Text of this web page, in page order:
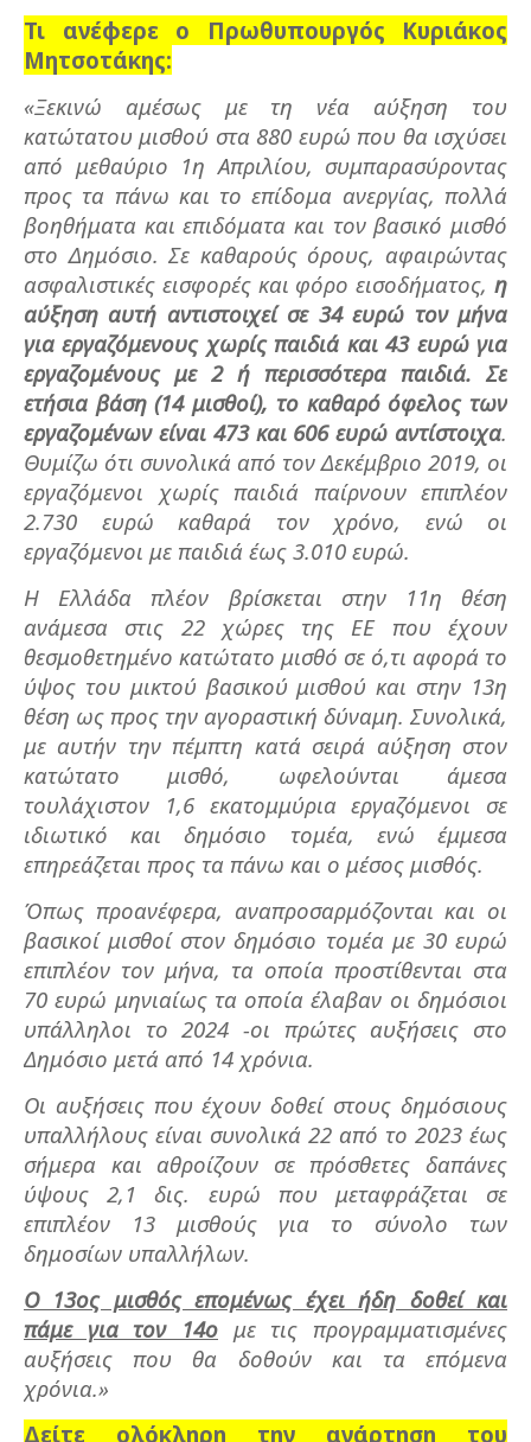
Τι ανέφερε ο Πρωθυπουργός Κυριάκος
Μητσοτάκης:
«Ξεκινώ αμέσως με τη νέα αύξηση του
κατώτατου μισθού στα 880 ευρώ που θα ισχύσει
από μεθαύριο 1η Απριλίου, συμπαρασύροντας
προς τα πάνω και το επίδομα ανεργίας, πολλά
βοηθήματα και επιδόματα και τον βασικό μισθό
στο Δημόσιο. Σε καθαρούς όρους, αφαιρώντας
ασφαλιστικές εισφορές και φόρο εισοδήματος, η
αύξηση αυτή αντιστοιχεί σε 34 ευρώ τον μήνα
για εργαζόμενους χωρίς παιδιά και 43 ευρώ για
εργαζομένους με 2 ή περισσότερα παιδιά. Σε
ετήσια βάση (14 μισθοί), το καθαρό όφελος των
εργαζομένων είναι 473 και 606 ευρώ αντίστοιχα.
Θυμίζω ότι συνολικά από τον Δεκέμβριο 2019, οι
εργαζόμενοι χωρίς παιδιά παίρνουν επιπλέον
2.730 ευρώ καθαρά τον χρόνο, ενώ οι
εργαζόμενοι με παιδιά έως 3.010 ευρώ.
Η Ελλάδα πλέον βρίσκεται στην 11η θέση
ανάμεσα στις 22 χώρες της ΕΕ που έχουν
θεσμοθετημένο κατώτατο μισθό σε ό,τι αφορά το
ύψος του μικτού βασικού μισθού και στην 13η
θέση ως προς την αγοραστική δύναμη. Συνολικά,
με αυτήν την πέμπτη κατά σειρά αύξηση στον
κατώτατο μισθό, ωφελούνται άμεσα
τουλάχιστον 1,6 εκατομμύρια εργαζόμενοι σε
ιδιωτικό και δημόσιο τομέα, ενώ έμμεσα
επηρεάζεται προς τα πάνω και ο μέσος μισθός.
Όπως προανέφερα, αναπροσαρμόζονται και οι
βασικοί μισθοί στον δημόσιο τομέα με 30 ευρώ
επιπλέον τον μήνα, τα οποία προστίθενται στα
70 ευρώ μηνιαίως τα οποία έλαβαν οι δημόσιοι
υπάλληλοι το 2024 -οι πρώτες αυξήσεις στο
Δημόσιο μετά από 14 χρόνια.
Οι αυξήσεις που έχουν δοθεί στους δημόσιους
υπαλλήλους είναι συνολικά 22 από το 2023 έως
σήμερα και αθροίζουν σε πρόσθετες δαπάνες
ύψους 2,1 δις. ευρώ που μεταφράζεται σε
επιπλέον 13 μισθούς για το σύνολο των
δημοσίων υπαλλήλων.
Ο 13ος μισθός επομένως έχει ήδη δοθεί και
πάμε για τον 14ο με τις προγραμματισμένες
αυξήσεις που θα δοθούν και τα επόμενα
χρόνια.»
Δείτε ολόκληρη την ανάρτηση του